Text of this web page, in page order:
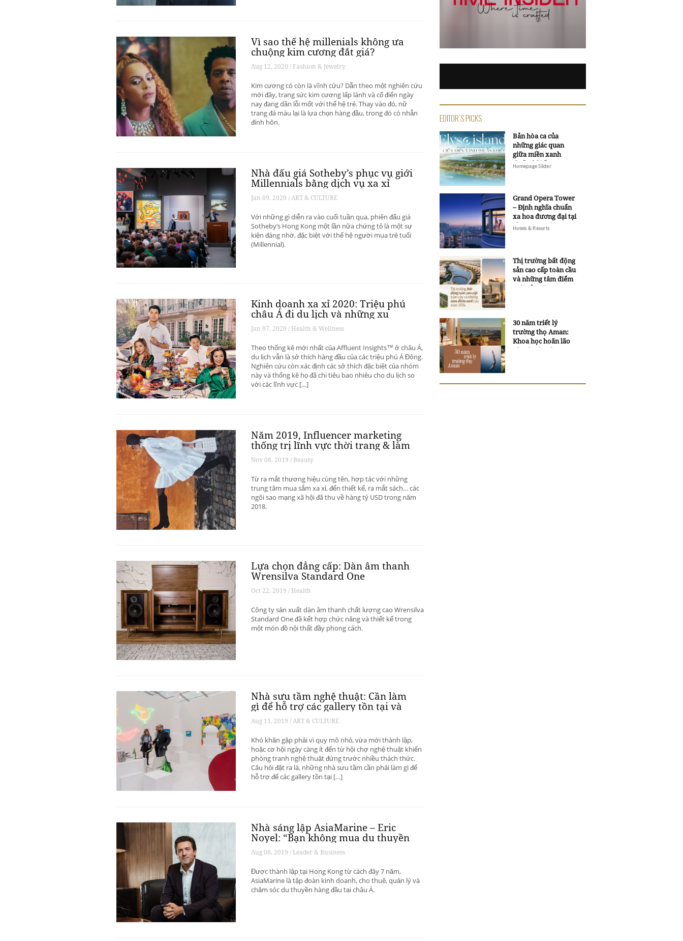
Vì sao thế hệ millenials không ưa
chuộng kim cương đắt giá?
Aug 12, 2020 / Fashion & Jewelry
Kim cương có còn là vĩnh cửu? Dẫn theo một nghiên cứu
mới đây, trang sức kim cương lấp lánh và cổ điển ngày
nay đang dần lỗi mốt với thế hệ trẻ. Thay vào đó, nữ
trang đá màu lại là lựa chọn hàng đầu, trong đó có nhẫn
đính hôn.
Nhà đấu giá Sotheby’s phục vụ giới
Millennials bằng dịch vụ xa xỉ
Jan 09, 2020 / ART & CULTURE
Với những gì diễn ra vào cuối tuần qua, phiên đấu giá
Sotheby’s Hong Kong một lần nữa chứng tỏ là một sự
kiện đáng nhớ, đặc biệt với thế hệ người mua trẻ tuổi
(Millennial).
Kinh doanh xa xỉ 2020: Triệu phú
châu Á đi du lịch và những xu
hướng có thể thay đổi ngành du
lịch thượng lưu
Jan 07, 2020 / Health & Wellness
Theo thống kê mới nhất của Affluent Insights™ ở châu Á,
du lịch vẫn là sở thích hàng đầu của các triệu phú Á Đông.
Nghiên cứu còn xác định các sở thích đặc biệt của nhóm
này và thống kê họ đã chi tiêu bao nhiêu cho du lịch so
với các lĩnh vực […]
Năm 2019, Influencer marketing
thống trị lĩnh vực thời trang & làm
đẹp
Nov 08, 2019 / Beauty
Từ ra mắt thương hiệu cùng tên, hợp tác với những
trung tâm mua sắm xa xỉ, đến thiết kế, ra mắt sách… các
ngôi sao mạng xã hội đã thu về hàng tỷ USD trong năm
2018.
Lựa chọn đẳng cấp: Dàn âm thanh
Wrensilva Standard One
Oct 22, 2019 / Health
Công ty sản xuất dàn âm thanh chất lượng cao Wrensilva
Standard One đã kết hợp chức năng và thiết kế trong
một món đồ nội thất đầy phong cách.
Nhà sưu tầm nghệ thuật: Cần làm
gì để hỗ trợ các gallery tồn tại và
phát triển? – Phần 1
Aug 11, 2019 / ART & CULTURE
Khó khăn gặp phải vì quy mô nhỏ, vừa mới thành lập,
hoặc cơ hội ngày càng ít đến từ hội chợ nghệ thuật khiến
phòng tranh nghệ thuật đứng trước nhiều thách thức.
Câu hỏi đặt ra là, những nhà sưu tầm cần phải làm gì để
hỗ trợ để các gallery tồn tại […]
Nhà sáng lập AsiaMarine – Eric
Noyel: “Bạn không mua du thuyền
để đầu tư sinh lời”
Aug 08, 2019 / Leader & Business
Được thành lập tại Hong Kong từ cách đây 7 năm,
AsiaMarine là tập đoàn kinh doanh, cho thuê, quản lý và
chăm sóc du thuyền hàng đầu tại châu Á.
EDITOR'S PICKS
Bản hòa ca của
những giác quan
giữa miền xanh
thuần khiết
Homepage Slider
Grand Opera Tower
– Định nghĩa chuẩn
xa hoa đương đại tại
Sheraton Saigon
Hotels & Resorts
Thị trường bất động
sản cao cấp toàn cầu
và những tâm điểm
mới của năm 2026
30 năm triết lý
trường thọ Aman:
Khoa học hoãn lão
và trí tuệ ngàn xưa